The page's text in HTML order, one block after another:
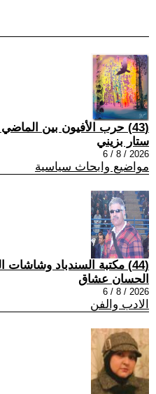
(43) حرب الأفيون بين الماضي و الحاضر
ستار بزيني
2026 / 8 / 6
مواضيع وابحاث سياسية
(44) مكتبة السندباد وشاشات الهاتف النقال
الحسان عشاق
2026 / 8 / 6
الادب والفن